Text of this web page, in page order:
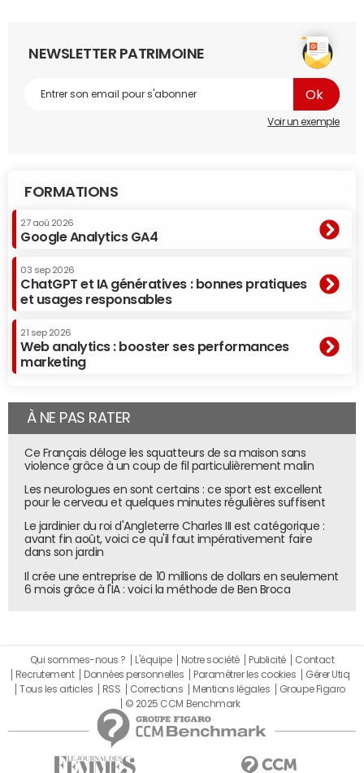
NEWSLETTER PATRIMOINE
Voir un exemple
FORMATIONS
27 aoû 2026
Google Analytics GA4
03 sep 2026
ChatGPT et IA génératives : bonnes pratiques
et usages responsables
21 sep 2026
Web analytics : booster ses performances
marketing
À NE PAS RATER
Ce Français déloge les squatteurs de sa maison sans
violence grâce à un coup de fil particulièrement malin
Les neurologues en sont certains : ce sport est excellent
pour le cerveau et quelques minutes régulières suffisent
Le jardinier du roi d'Angleterre Charles III est catégorique :
avant fin août, voici ce qu'il faut impérativement faire
dans son jardin
Il crée une entreprise de 10 millions de dollars en seulement
6 mois grâce à l'IA : voici la méthode de Ben Broca
Qui sommes-nous ? L'équipe Notre société Publicité
Contact
Recrutement
Données personnelles Paramétrer les cookies
Gérer Utiq
Tous les articles
RSS Corrections Mentions légales
Groupe Figaro
© 2025 CCM Benchmark